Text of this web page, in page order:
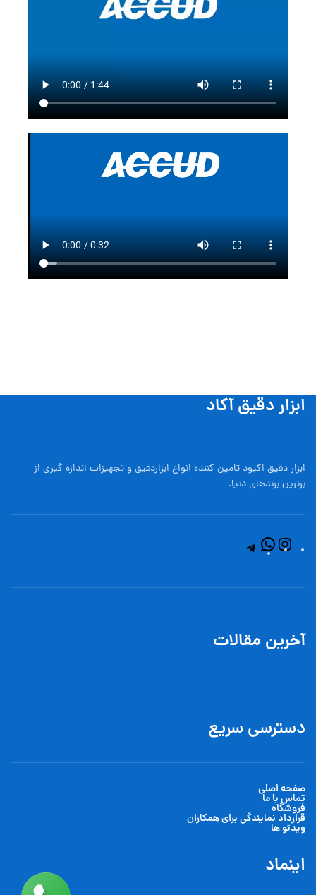
ابزار دقیق آکاد
ابزار دقیق اکیود تامین کننده انواع ابزاردقيق و تجهيزات اندازه گیری از
برترین برندهای دنیا.
آخرین مقالات
دسترسی سریع
صفحه اصلی
تماس با ما
فروشگاه
قرارداد نمایندگی برای همکاران
ویدئو ها
اینماد